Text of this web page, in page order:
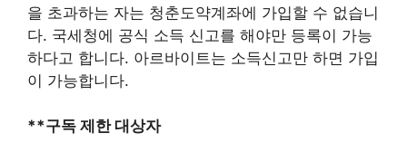
을 초과하는 자는 청춘도약계좌에 가입할 수 없습니
다. 국세청에 공식 소득 신고를 해야만 등록이 가능
하다고 합니다. 아르바이트는 소득신고만 하면 가입
이 가능합니다.
**구독 제한 대상자